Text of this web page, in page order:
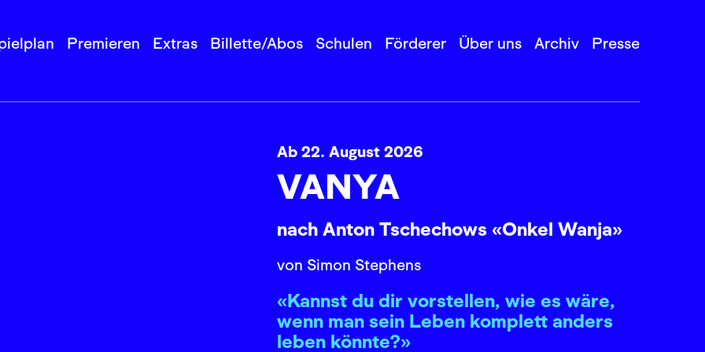
Premieren Extras Billette/Abos Schulen Förderer Über uns Archiv Presse
Ab 22. August 2026
VANYA
nach Anton Tschechows «Onkel Wanja»
von Simon Stephens
«Kannst du dir vorstellen, wie es wäre,
wenn man sein Leben komplett anders
leben könnte?»